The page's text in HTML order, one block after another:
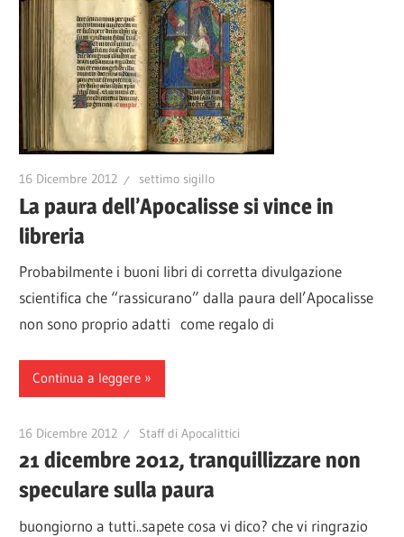
16 Dicembre 2012 settimo sigillo
La paura dell’Apocalisse si vince in
libreria
Probabilmente i buoni libri di corretta divulgazione
scientifica che “rassicurano” dalla paura dell’Apocalisse
non sono proprio adatti come regalo di
Continua a leggere
16 Dicembre 2012 Staff di Apocalittici
21 dicembre 2012, tranquillizzare non
speculare sulla paura
buongiorno a tutti..sapete cosa vi dico? che vi ringrazio